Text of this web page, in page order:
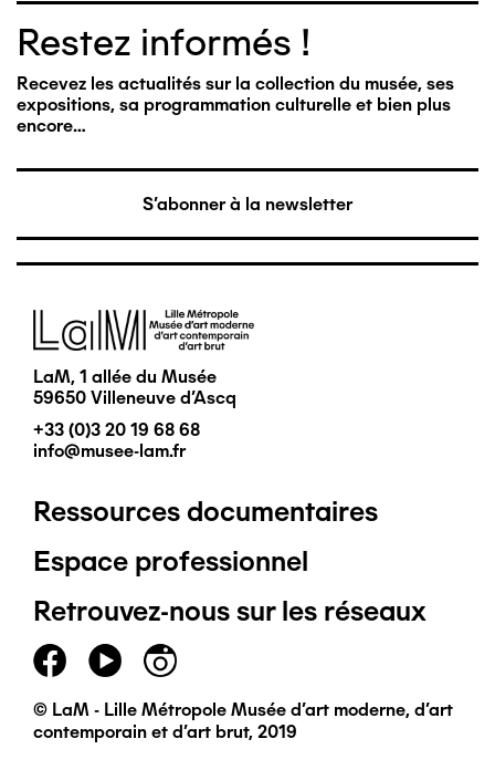
Restez informés !
Recevez les actualités sur la collection du musée, ses
expositions, sa programmation culturelle et bien plus
encore…
S'abonner à la newsletter
Image
LaM, 1 allée du Musée
59650 Villeneuve d'Ascq
+33 (0)3 20 19 68 68
info@musee-lam.fr
Pied
de
page
principal
Ressources documentaires
Espace professionnel
Retrouvez-nous sur les réseaux
© LaM - Lille Métropole Musée d'art moderne, d'art
contemporain et d'art brut, 2019